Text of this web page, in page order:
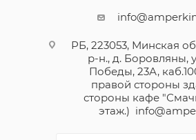
РБ, 223053, Минская
р-н., д. Боровляны,
Победы, 23А,
правой стороны
стороны кафе
этаж.)